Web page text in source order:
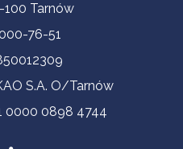
100 Tarnów
76-51
S.A. O/Tarnów
0000 0898 4744